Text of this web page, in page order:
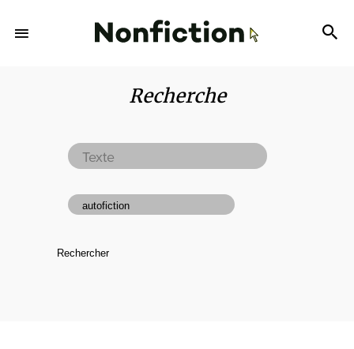
Recherche